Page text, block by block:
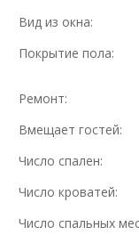
Вид из окна:
Покрытие пола:
Ремонт:
Вмещает гостей:
Число спален:
Число кроватей:
Число спальных